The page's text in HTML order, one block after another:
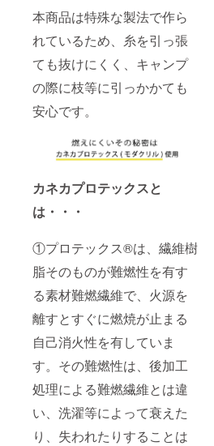
本商品は特殊な製法で作ら
れているため、糸を引っ張
ても抜けにくく、キャンプ
の際に枝等に引っかかても
安心です。
カネカプロテックスと
は・・・
①プロテックス®は、繊維樹
脂そのものが難燃性を有す
る素材難燃繊維で、火源を
離すとすぐに燃焼が止まる
自己消火性を有していま
す。その難燃性は、後加工
処理による難燃繊維とは違
い、洗濯等によって衰えた
り、失われたりすることは